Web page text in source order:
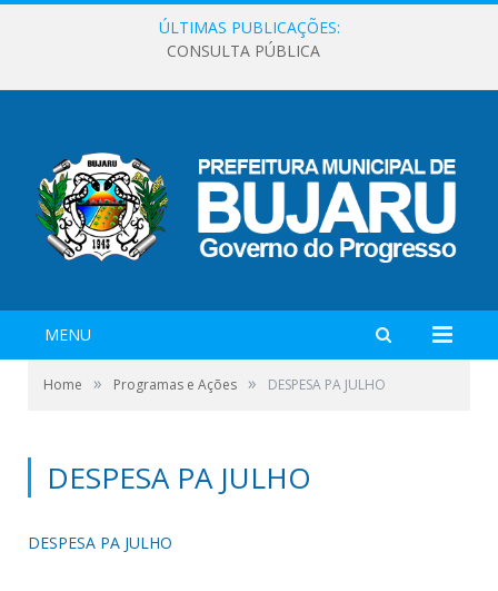
ÚLTIMAS PUBLICAÇÕES:
CONSULTA PÚBLICA
MENU
Home » Programas e Ações » DESPESA PA JULHO
DESPESA PA JULHO
DESPESA PA JULHO